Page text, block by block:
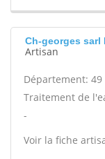
Ch-georges sarl
Artisan
Département: 49
Traitement de
-
Voir la fiche